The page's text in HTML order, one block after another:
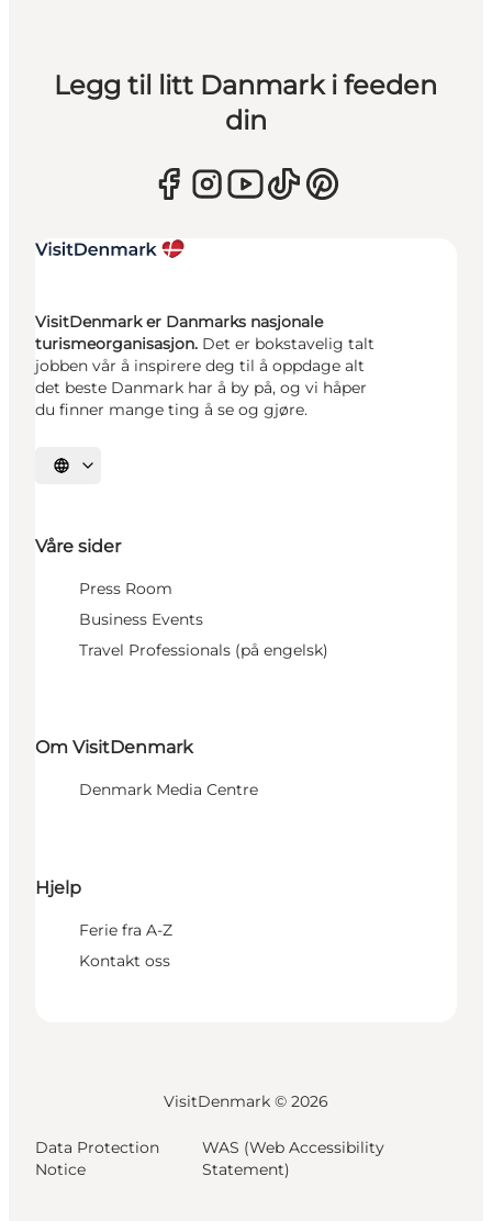
Legg til litt Danmark i feeden
din
VisitDenmark er Danmarks nasjonale
turismeorganisasjon. Det er bokstavelig talt
jobben vår å inspirere deg til å oppdage alt
det beste Danmark har å by på, og vi håper
du finner mange ting å se og gjøre.
Velg språk
Våre sider
Press Room
Business Events
Travel Professionals (på engelsk)
Om VisitDenmark
Denmark Media Centre
Hjelp
Ferie fra A-Z
Kontakt oss
VisitDenmark © 2026
Data Protection
Notice
WAS (Web Accessibility
Statement)